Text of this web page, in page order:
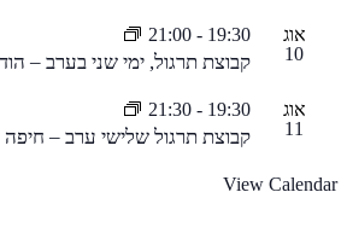
אוג
10
19:30
-
21:00
קבוצת תרגול, ימי שני בערב –
אוג
11
19:30
-
21:30
קבוצת תרגול שלישי ערב – חיפה
View Calendar